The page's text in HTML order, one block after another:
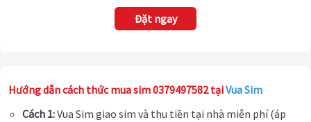
Đặt ngay
Hướng dẫn cách thức mua sim 0379497582 tạiVua Sim
Cách 1:Vua Sim giao sim và thu tiền tại nhà miễn phí (áp